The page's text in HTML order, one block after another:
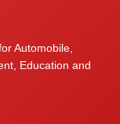
Automobile,
Education and